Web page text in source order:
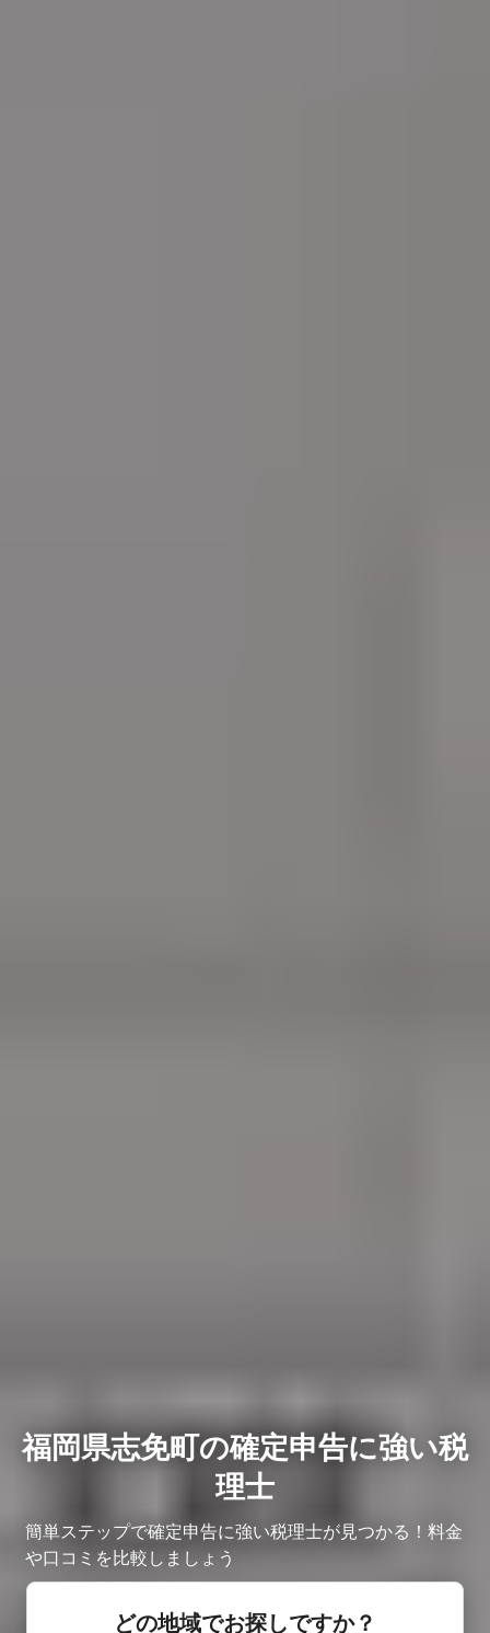
福岡県志免町の確定申告に強い税
理士
簡単ステップで確定申告に強い税理士が見つかる！料金
や口コミを比較しましょう
どの地域でお探しですか？